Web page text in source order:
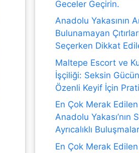
Geceler Geçirin.
Anadolu Yakasının
Bulunamayan
Seçerken Dikkat
Maltepe Escort ve
İşçiliği: Seksin
Özenli Keyif İçin
En Çok Merak
Anadolu Yakası’nın
Ayrıcalıklı
En Çok Merak